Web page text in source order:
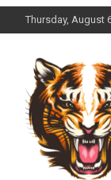
to
Thursday, August